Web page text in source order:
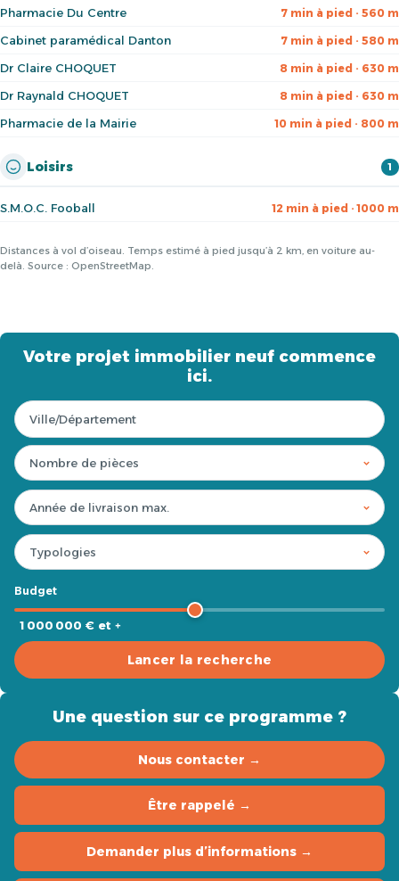
Pharmacie Du Centre 7 min à pied · 560 m
Cabinet paramédical Danton 7 min à pied · 580 m
Dr Claire CHOQUET 8 min à pied · 630 m
Dr Raynald CHOQUET 8 min à pied · 630 m
Pharmacie de la Mairie 10 min à pied · 800 m
Loisirs 1
S.M.O.C. Fooball 12 min à pied · 1000 m
Distances à vol d’oiseau. Temps estimé à pied jusqu’à 2 km, en voiture au-
delà. Source : OpenStreetMap.
Votre projet immobilier neuf commence
ici.
Budget
1 000 000 € et +
Lancer la recherche
Une question sur ce programme ?
Nous contacter →
Être rappelé →
Demander plus d’informations →